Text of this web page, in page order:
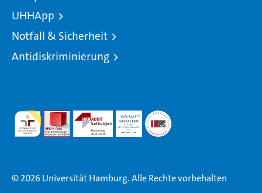
UHHApp
Notfall & Sicherheit
Antidiskriminierung
© 2026 Universität Hamburg. Alle Rechte vorbehalten